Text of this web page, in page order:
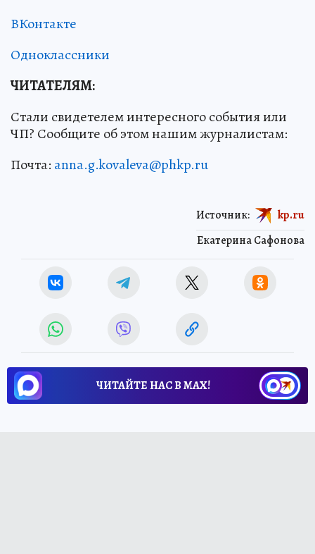
ВКонтакте
Одноклассники
ЧИТАТЕЛЯМ:
Стали свидетелем интересного события или
ЧП? Сообщите об этом нашим журналистам:
Почта: anna.g.kovaleva@phkp.ru
Екатерина Сафонова
Источник: kp.ru
ЧИТАЙТЕ НАС В МАХ!